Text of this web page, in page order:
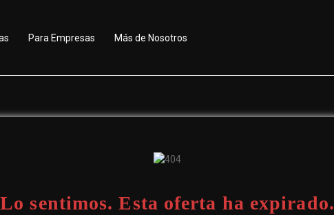
Para Empresas Más de Nosotros
Lo sentimos. Esta oferta ha expirado.